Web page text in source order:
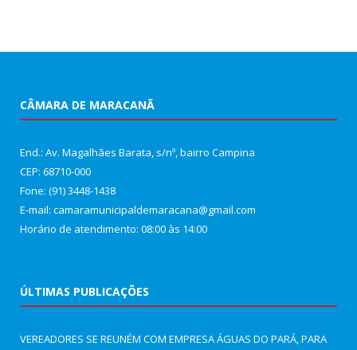
CÂMARA DE MARACANÃ
End.: Av. Magalhães Barata, s/nº, bairro Campina
CEP: 68710-000
Fone: (91) 3448-1438
E-mail: camaramunicipaldemaracana@gmail.com
Horário de atendimento: 08:00 às 14:00
ÚLTIMAS PUBLICAÇÕES
VEREADORES SE REUNÉM COM EMPRESA ÁGUAS DO PARÁ, PARA